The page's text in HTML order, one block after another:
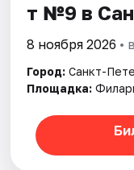
т №9 в
8 ноября 2026 •
Город: Санкт-
Площадка: